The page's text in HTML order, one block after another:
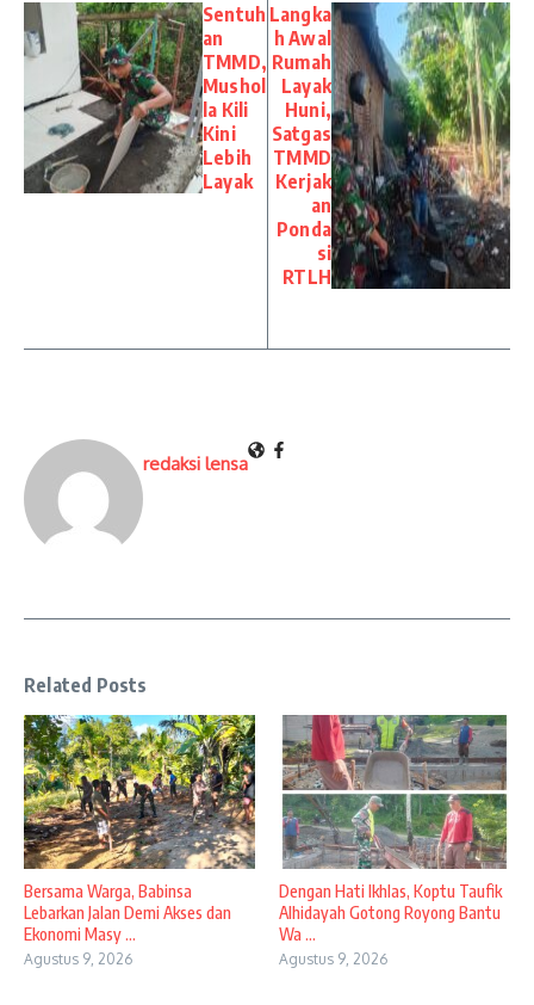
Sentuh
an
TMMD,
Mushol
la Kili
Kini
Lebih
Layak
Langka
h Awal
Rumah
Layak
Huni,
Satgas
TMMD
Kerjak
an
Ponda
si
RTLH
redaksi lensa
Related Posts
Bersama Warga, Babinsa
Lebarkan Jalan Demi Akses dan
Ekonomi Masy ...
Agustus 9, 2026
Dengan Hati Ikhlas, Koptu Taufik
Alhidayah Gotong Royong Bantu
Wa ...
Agustus 9, 2026